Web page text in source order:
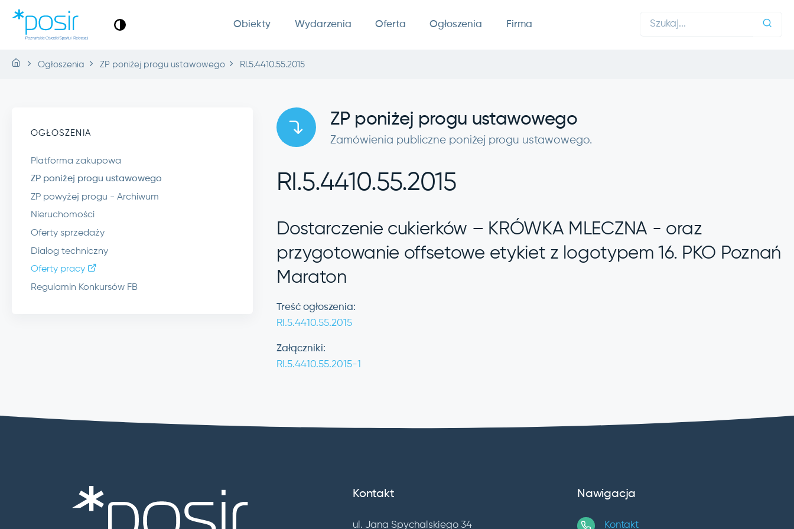
Obiekty Wydarzenia Oferta Ogłoszenia Firma
Ogłoszenia ZP poniżej progu ustawowego RI.5.4410.55.2015
OGŁOSZENIA
Platforma zakupowa
ZP poniżej progu ustawowego
ZP powyżej progu - Archiwum
Nieruchomości
Oferty sprzedaży
Dialog techniczny
Oferty pracy
Regulamin Konkursów FB
ZP poniżej progu ustawowego
Zamówienia publiczne poniżej progu ustawowego.
RI.5.4410.55.2015
Dostarczenie cukierków – KRÓWKA MLECZNA - oraz
przygotowanie offsetowe etykiet z logotypem 16. PKO Poznań
Maraton
Treść ogłoszenia:
RI.5.4410.55.2015
Załączniki:
RI.5.4410.55.2015-1
Kontakt
ul. Jana Spychalskiego 34
Nawigacja
Kontakt